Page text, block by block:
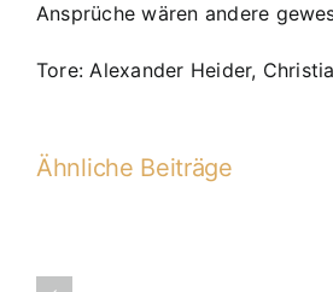
Ansprüche wären andere
Tore: Alexander Heider,
Ähnliche Beiträge